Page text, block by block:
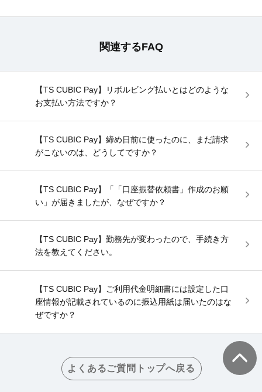
関連するFAQ
【TS CUBIC Pay】リボルビング払いとはどのような
お支払い方法ですか？
【TS CUBIC Pay】締め日前に使ったのに、まだ請求
がこないのは、どうしてですか？
【TS CUBIC Pay】「「口座振替依頼書」作成のお願
い」が届きましたが、なぜですか？
【TS CUBIC Pay】勤務先が変わったので、手続き方
法を教えてください。
【TS CUBIC Pay】ご利用代金明細書には設定した口
座情報が記載されているのに振込用紙は届いたのはな
ぜですか？
よくあるご質問トップへ戻る